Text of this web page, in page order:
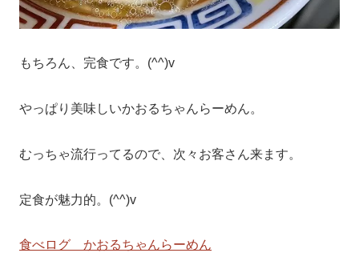
もちろん、完食です。(^^)v
やっぱり美味しいかおるちゃんらーめん。
むっちゃ流行ってるので、次々お客さん来ます。
定食が魅力的。(^^)v
食べログ かおるちゃんらーめん